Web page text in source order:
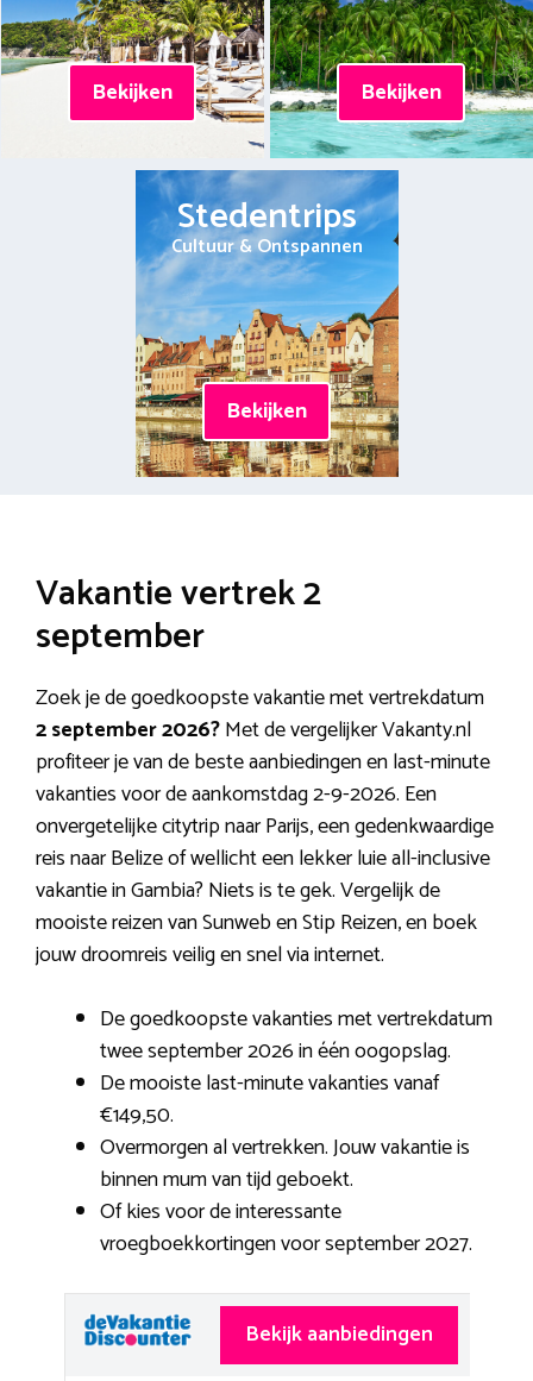
Bekijken Bekijken
Stedentrips
Cultuur & Ontspannen
Bekijken
Vakantie vertrek 2
september
Zoek je de goedkoopste vakantie met vertrekdatum
2 september 2026?Met de vergelijker Vakanty.nl
profiteer je van de beste aanbiedingen en last-minute
vakanties voor de aankomstdag 2-9-2026. Een
onvergetelijke citytrip naar Parijs, een gedenkwaardige
reis naar Belize of wellicht een lekker luie all-inclusive
vakantie in Gambia? Niets is te gek. Vergelijk de
mooiste reizen van Sunweb en Stip Reizen, en boek
jouw droomreis veilig en snel via internet.
De goedkoopste vakanties met vertrekdatum
twee september 2026 in één oogopslag.
De mooiste last-minute vakanties vanaf
€149,50.
Overmorgen al vertrekken. Jouw vakantie is
binnen mum van tijd geboekt.
Of kies voor de interessante
vroegboekkortingen voor september 2027.
Bekijk aanbiedingen